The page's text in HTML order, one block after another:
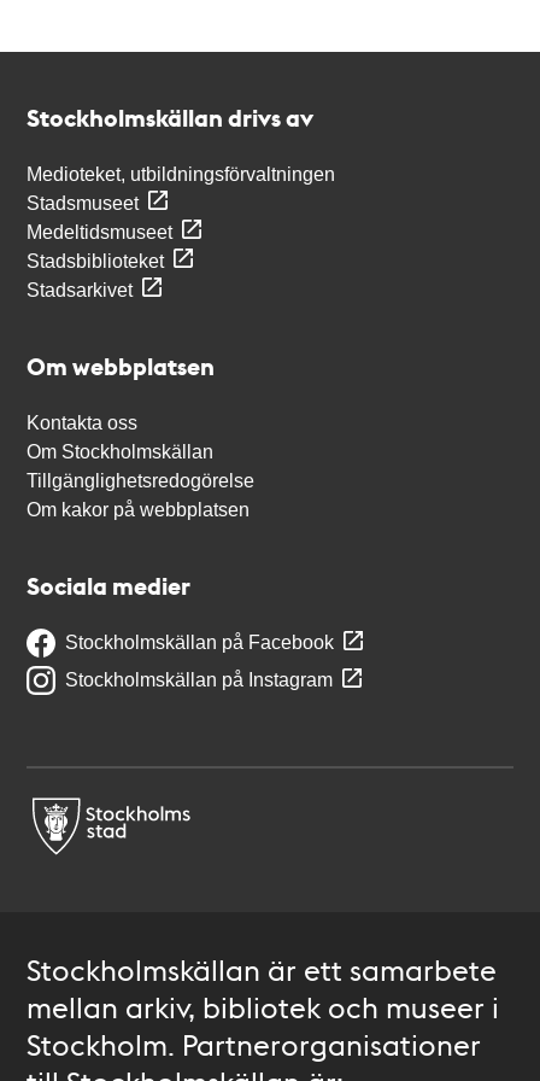
Stockholmskällan drivs av
Medioteket, utbildningsförvaltningen
Stadsmuseet
Medeltidsmuseet
Stadsbiblioteket
Stadsarkivet
Om webbplatsen
Kontakta oss
Om Stockholmskällan
Tillgänglighetsredogörelse
Om kakor på webbplatsen
Sociala medier
Stockholmskällan på Facebook
Stockholmskällan på Instagram
Stockholmskällan är ett samarbete
mellan arkiv, bibliotek och museer i
Stockholm. Partnerorganisationer